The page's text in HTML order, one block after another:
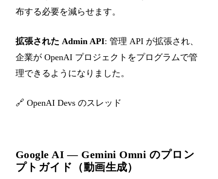
布する必要を減らせます。
拡張された Admin API: 管理 API が拡張され、
企業が OpenAI プロジェクトをプログラムで管
理できるようになりました。
🔗 OpenAI Devs のスレッド
Google AI — Gemini Omni のプロン
プトガイド（動画生成）